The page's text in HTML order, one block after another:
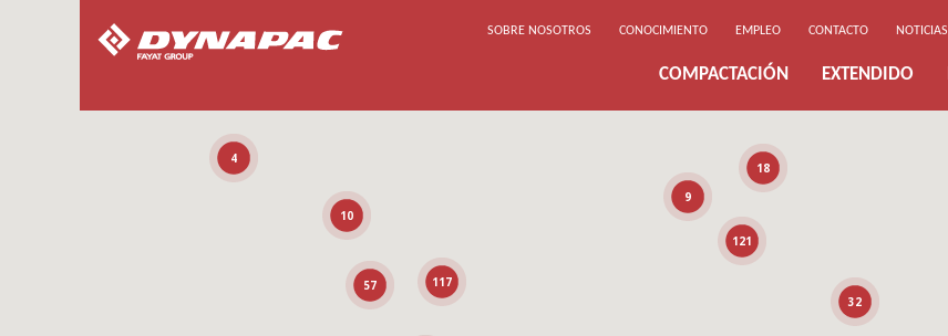
SOBRE NOSOTROS CONOCIMIENTO EMPLEO CONTACTO NOTICIAS
COMPACTACIÓN EXTENDIDO
32
121
18
9
117
57
10
4